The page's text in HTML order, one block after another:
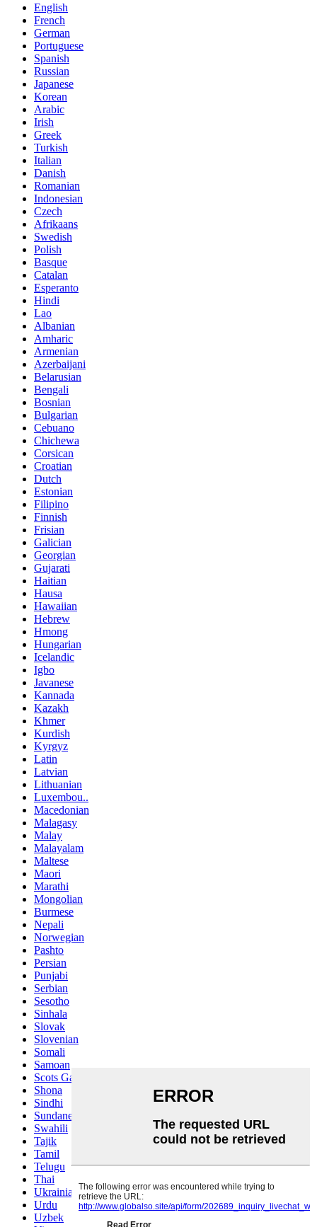
English
French
German
Portuguese
Spanish
Russian
Japanese
Korean
Arabic
Irish
Greek
Turkish
Italian
Danish
Romanian
Indonesian
Czech
Afrikaans
Swedish
Polish
Basque
Catalan
Esperanto
Hindi
Lao
Albanian
Amharic
Armenian
Azerbaijani
Belarusian
Bengali
Bosnian
Bulgarian
Cebuano
Chichewa
Corsican
Croatian
Dutch
Estonian
Filipino
Finnish
Frisian
Galician
Georgian
Gujarati
Haitian
Hausa
Hawaiian
Hebrew
Hmong
Hungarian
Icelandic
Igbo
Javanese
Kannada
Kazakh
Khmer
Kurdish
Kyrgyz
Latin
Latvian
Lithuanian
Luxembou..
Macedonian
Malagasy
Malay
Malayalam
Maltese
Maori
Marathi
Mongolian
Burmese
Nepali
Norwegian
Pashto
Persian
Punjabi
Serbian
Sesotho
Sinhala
Slovak
Slovenian
Somali
Samoan
Scots Gaelic
Shona
Sindhi
Sundanese
Swahili
Tajik
Tamil
Telugu
Thai
Ukrainian
Urdu
Uzbek